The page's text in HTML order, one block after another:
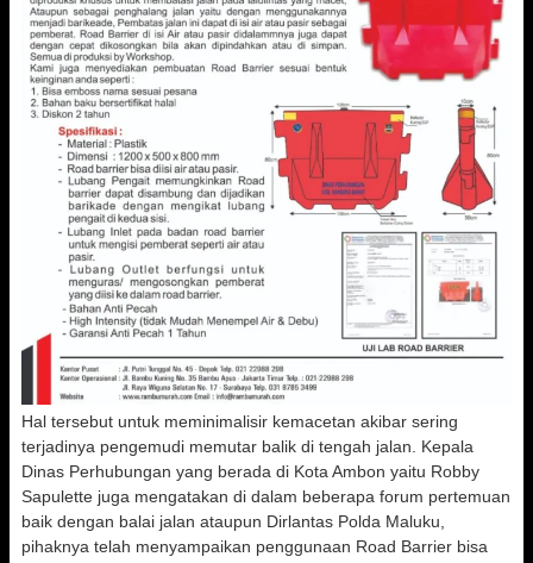
Hal tersebut untuk meminimalisir kemacetan akibar sering
terjadinya pengemudi memutar balik di tengah jalan. Kepala
Dinas Perhubungan yang berada di Kota Ambon yaitu Robby
Sapulette juga mengatakan di dalam beberapa forum pertemuan
baik dengan balai jalan ataupun Dirlantas Polda Maluku,
pihaknya telah menyampaikan penggunaan Road Barrier bisa